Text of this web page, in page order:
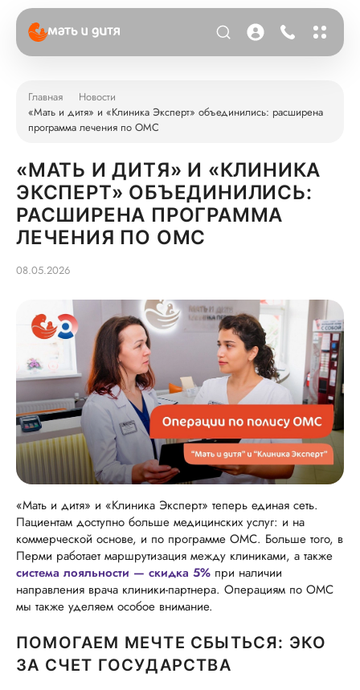
Главная
Новости
«Мать и дитя» и «Клиника Эксперт» объединились: расширена
программа лечения по ОМС
«МАТЬ И ДИТЯ» И «КЛИНИКА
ЭКСПЕРТ» ОБЪЕДИНИЛИСЬ:
РАСШИРЕНА ПРОГРАММА
ЛЕЧЕНИЯ ПО ОМС
08.05.2026
«Мать и дитя» и «Клиника Эксперт» теперь единая сеть.
Пациентам доступно больше медицинских услуг: и на
коммерческой основе, и по программе ОМС. Больше того, в
Перми работает маршрутизация между клиниками, а также
система лояльности — скидка 5% при наличии
направления врача клиники-партнера. Операциям по ОМС
мы также уделяем особое внимание.
ПОМОГАЕМ МЕЧТЕ СБЫТЬСЯ: ЭКО
ЗА СЧЕТ ГОСУДАРСТВА